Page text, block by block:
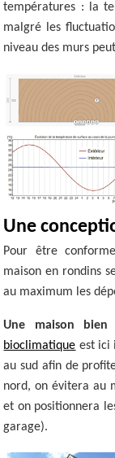
températures : la
malgré les
niveau des murs
Une
Pour être
maison en rondins
au maximum les
Une maison
bioclimatique est ici
au sud afin de
nord, on évitera au
et on positionnera
garage).